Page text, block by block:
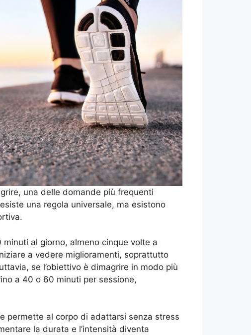
una delle domande più frequenti
una regola universale, ma esistono
al giorno, almeno cinque volte a
a vedere miglioramenti, soprattutto
se l’obiettivo è dimagrire in modo più
a 40 o 60 minuti per sessione,
permette al corpo di adattarsi senza stress
la durata e l’intensità diventa